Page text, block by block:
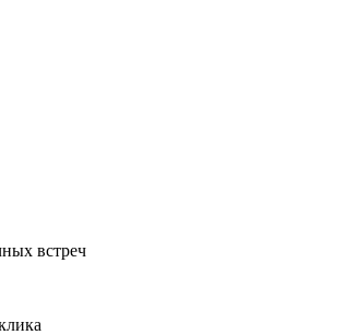
встреч